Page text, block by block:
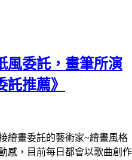
風委託，畫筆所演
推薦》
繪畫委託的藝術家~繪畫風格
感，目前每日都會以歌曲創作